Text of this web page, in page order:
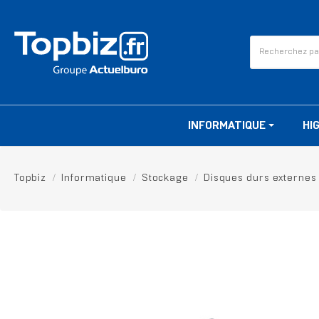
INFORMATIQUE
Topbiz Informatique Stockage Disques durs externes